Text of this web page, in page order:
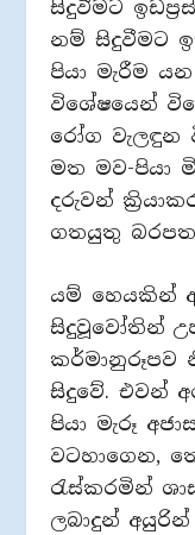
සිදුවීමට
නම් සිදුවීමට
පියා මැරීම
විශේෂයෙන්
රෝග වැලඳුන
මත මව-පියා
දරුවන්
ගතයුතු
යම් හෙයකින්
සිදුවූවෝතින්
කර්මානුරූපව
සිදුවේ. එවන්
පියා මැරූ
වටහාගෙන,
රැස්කරමින්
ලබාදුන්